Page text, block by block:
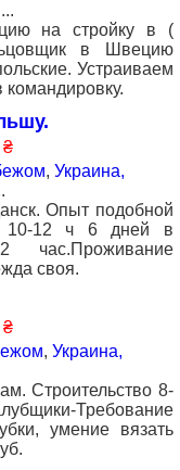
...
на стройку в (
в Швецию
Устраиваем
командировку.
₴
, Украина,
Опыт подобной
10-12 ч 6 дней в
своя.
₴
, Украина,
Строительство 8-
Требование
умение вязать